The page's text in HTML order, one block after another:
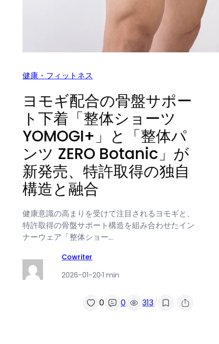
健康・フィットネス
ヨモギ配合の骨盤サポー
ト下着「整体ショーツ
YOMOGI+」と「整体パ
ンツ ZERO Botanic」が
新発売、特許取得の独自
構造と融合
健康意識の高まりを受けて注目されるヨモギと、
特許取得の骨盤サポート構造を組み合わせたイン
ナーウェア「整体ショー…
Cowriter
2026-01-20·1 min
0 0 313/